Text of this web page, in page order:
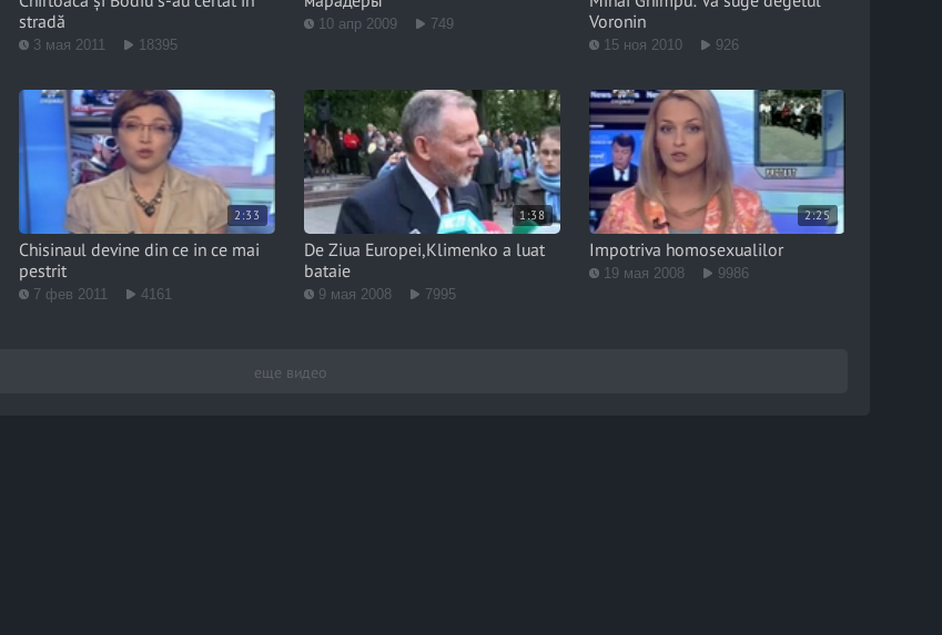
stradă
3 мая 2011 18395
10 апр 2009 749
Voronin
15 ноя 2010 926
2:33
Chisinaul devine din ce in ce mai
pestrit
7 фев 2011 4161
1:38
De Ziua Europei,Klimenko a luat
bataie
9 мая 2008 7995
2:25
Impotriva homosexualilor
19 мая 2008 9986
еще видео